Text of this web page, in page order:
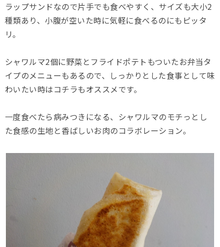
ラップサンドなので片手でも食べやすく、サイズも大小2
種類あり、小腹が空いた時に気軽に食べるのにもピッタ
リ。
シャワルマ2個に野菜とフライドポテトもついたお弁当タ
イプのメニューもあるので、しっかりとした食事として味
わいたい時はコチラもオススメです。
一度食べたら病みつきになる、シャワルマのモチっとし
た食感の生地と香ばしいお肉のコラボレーション。